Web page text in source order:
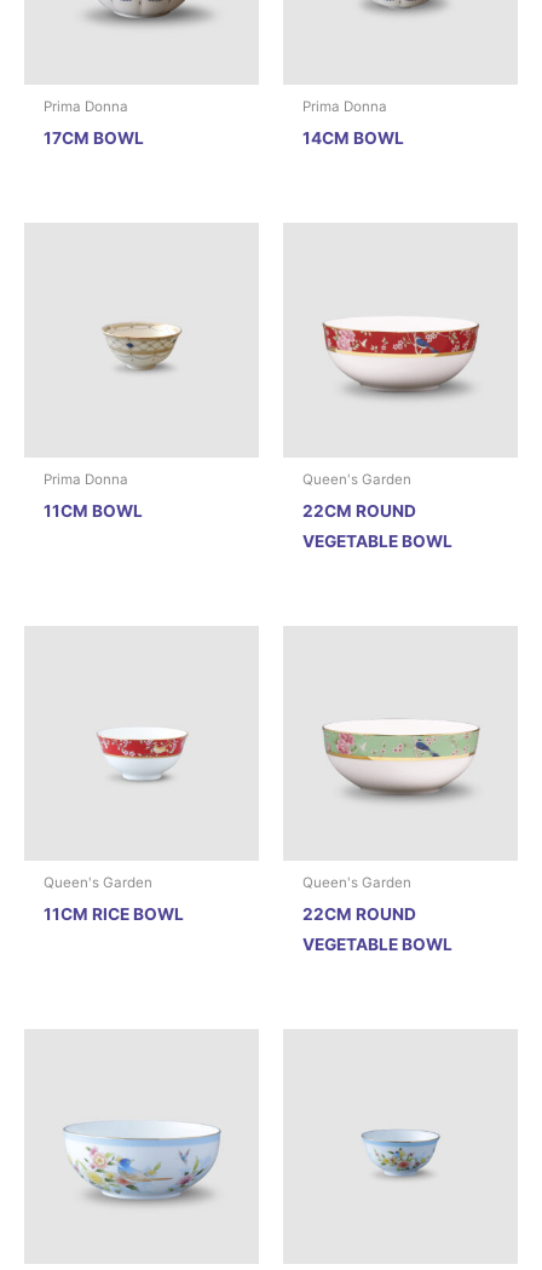
Prima Donna
17CM BOWL
Prima Donna
14CM BOWL
Prima Donna
11CM BOWL
Queen's Garden
22CM ROUND
VEGETABLE BOWL
Queen's Garden
11CM RICE BOWL
Queen's Garden
22CM ROUND
VEGETABLE BOWL